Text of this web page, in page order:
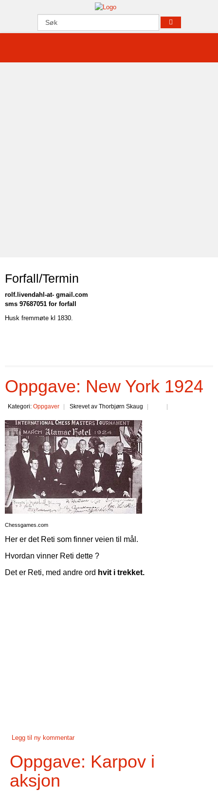
Forfall/Termin
rolf.livendahl-at- gmail.com
sms 97687051 for forfall
Husk fremmøte kl 1830.
Oppgave: New York 1924
Kategori: Oppgaver Skrevet av Thorbjørn Skaug
Chessgames.com
Her er det Reti som finner veien til mål.
Hvordan vinner Reti dette ?
Det er Reti, med andre ord hvit i trekket.
Legg til ny kommentar
Oppgave: Karpov i
aksjon